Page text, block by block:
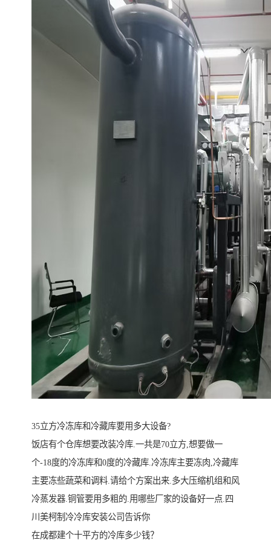
35立方冷冻库和冷藏库要用多大设备?
饭店有个仓库想要改装冷库.一共是70立方,想要做一
个-18度的冷冻库和0度的冷藏库.冷冻库主要冻肉,冷藏库
主要冻些蔬菜和调料.请给个方案出来.多大压缩机组和风
冷蒸发器.铜管要用多粗的.用哪些厂家的设备好一点.四
川美柯制冷冷库安装公司告诉你
在成都建个十平方的冷库多少钱？